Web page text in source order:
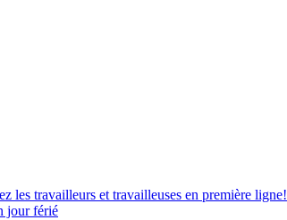
les travailleurs et travailleuses en première ligne!
jour férié